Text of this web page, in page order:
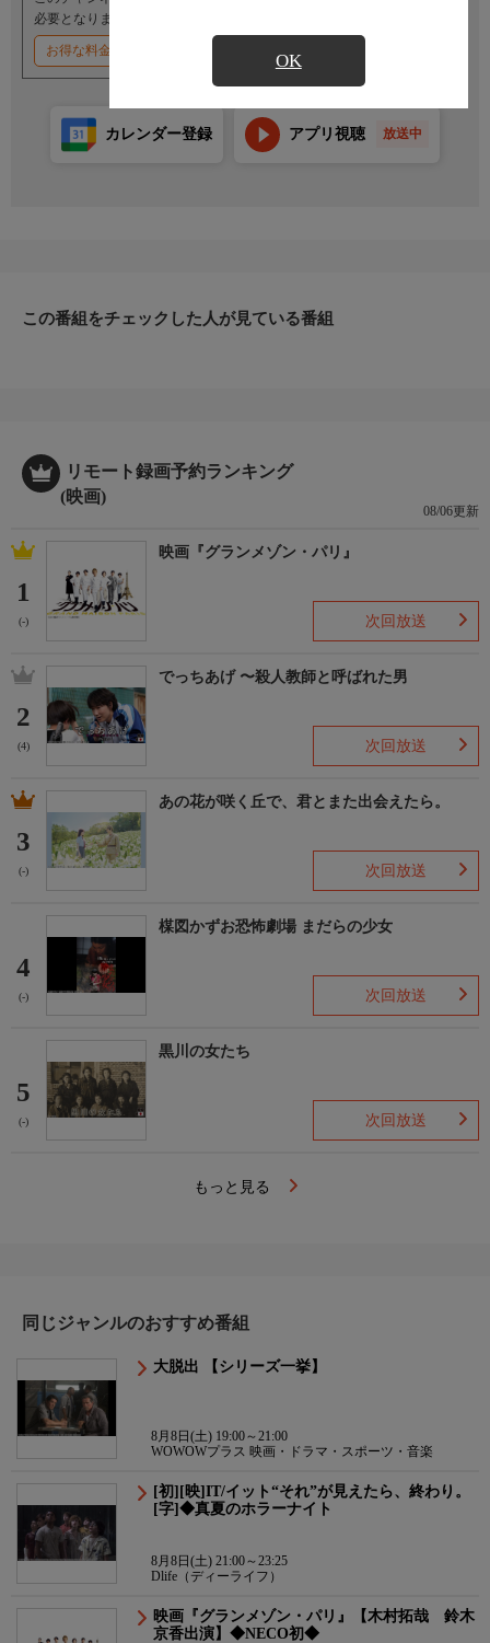
OK
必要となります。
お得な料金割引キャンペーン実施中
カレンダー登録 アプリ視聴 放送中
この番組をチェックした人が見ている番組
リモート録画予約ランキング
(映画)
08/06更新
1
(-)
映画『グランメゾン・パリ』
次回放送
2
(4)
でっちあげ 〜殺人教師と呼ばれた男
次回放送
3
(-)
あの花が咲く丘で、君とまた出会えたら。
次回放送
4
(-)
楳図かずお恐怖劇場 まだらの少女
次回放送
5
(-)
黒川の女たち
次回放送
もっと見る
同じジャンルのおすすめ番組
大脱出 【シリーズ一挙】
8月8日(土) 19:00～21:00
WOWOWプラス 映画・ドラマ・スポーツ・音楽
[初][映]IT/イット“それ”が見えたら、終わり。
[字]◆真夏のホラーナイト
8月8日(土) 21:00～23:25
Dlife（ディーライフ）
映画『グランメゾン・パリ』【木村拓哉 鈴木
京香出演】◆NECO初◆